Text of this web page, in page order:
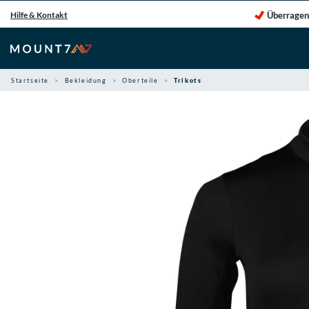
Inhalt
springen
Hilfe & Kontakt
Startseite Bekleidung Oberteile Trikots